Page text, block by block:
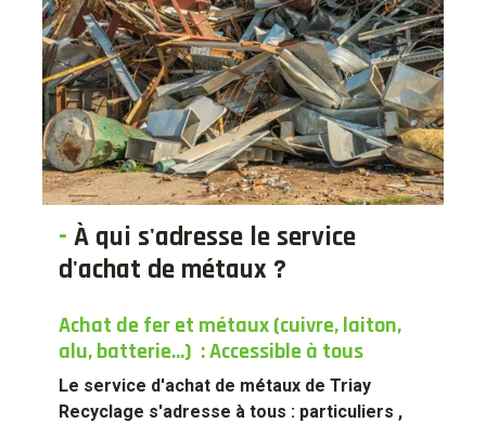
- À qui s'adresse le service
d'achat de métaux ?
Achat de fer et métaux (cuivre, laiton,
alu, batterie...) : Accessible à tous
Le service d'achat de métaux de Triay
Recyclage s'adresse à tous : particuliers ,